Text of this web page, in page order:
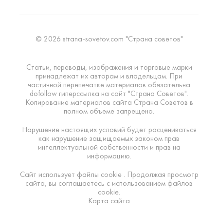
© 2026 strana-sovetov.com "Страна советов"
Статьи, переводы, изображения и торговые марки
принадлежат их авторам и владельцам. При
частичной перепечатке материалов обязательна
dofollow гиперссылка на сайт "Страна Советов".
Копирование материалов сайта Страна Советов в
полном объеме запрещено.
Нарушение настоящих условий будет расцениваться
как нарушение защищаемых законом прав
интеллектуальной собственности и прав на
информацию.
Сайт использует файлы cookie . Продолжая просмотр
сайта, вы соглашаетесь с использованием файлов
cookie.
Карта сайта